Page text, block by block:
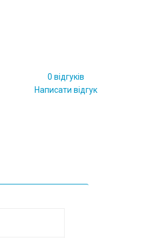
0 відгуків
Написати відгук